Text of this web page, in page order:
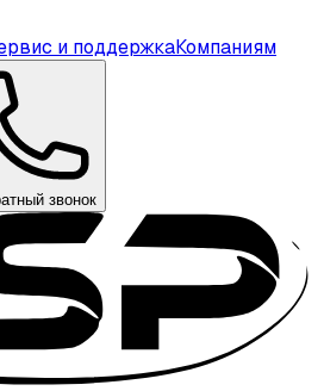
и поддержкаКомпаниям
звонок